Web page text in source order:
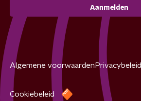
Aanmelden
Algemene voorwaarden Privacybeleid
Cookiebeleid